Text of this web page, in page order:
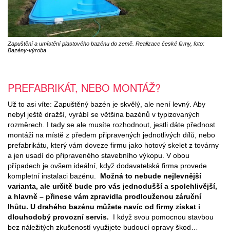
Zapuštění a umístění plastového bazénu do země. Realizace české firmy, foto:
Bazény-výroba
PREFABRIKÁT, NEBO MONTÁŽ?
Už to asi víte: Zapuštěný bazén je skvělý, ale není levný. Aby
nebyl ještě dražší, vyrábí se většina bazénů v typizovaných
rozměrech. I tady se ale musíte rozhodnout, jestli dáte přednost
montáži na místě z předem připravených jednotlivých dílů, nebo
prefabrikátu, který vám doveze firmu jako hotový skelet z továrny
a jen usadí do připraveného stavebního výkopu. V obou
případech je ovšem ideální, když dodavatelská firma provede
kompletní instalaci bazénu. Možná to nebude nejlevnější
varianta, ale určitě bude pro vás jednodušší a spolehlivější,
a hlavně – přinese vám zpravidla prodlouženou záruční
lhůtu. U drahého bazénu můžete navíc od firmy získat i
dlouhodobý provozní servis. I když svou pomocnou stavbou
bez náležitých zkušeností využijete budoucí opravy škod…